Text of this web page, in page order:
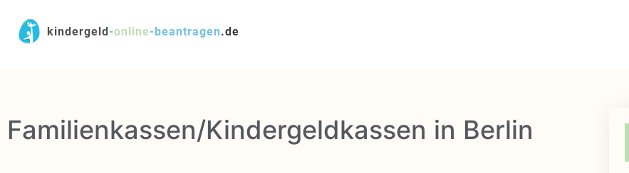
kindergeld-online-beantragen.de
Familienkassen/Kindergeldkassen in Berlin